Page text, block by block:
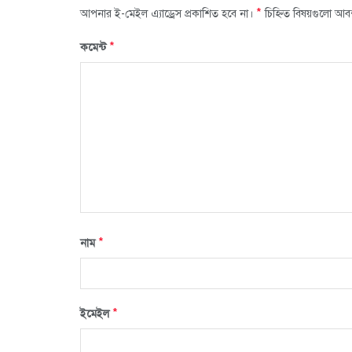
আপনার ই-মেইল এ্যাড্রেস প্রকাশিত হবে না। * চিহ্নিত বিষয়গুলো
কমেন্ট*
নাম*
ইমেইল*